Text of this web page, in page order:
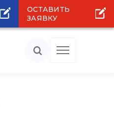
ОСТАВИТЬ
ЗАЯВКУ